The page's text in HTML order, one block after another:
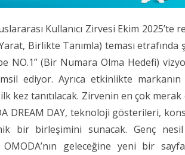
Kullanıcı Zirvesi Ekim 2025’te
Birlikte Tanımla) teması
NO.1” (Bir Numara Olma Hedefi)
ediyor. Ayrıca etkinlikte
kez tanıtılacak. Zirvenin en çok
DREAM DAY, teknoloji gösterileri,
bir birleşimini sunacak. Genç
geleceğine yeni bir